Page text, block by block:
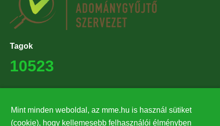
Tagok
10523
27224
Mint minden weboldal, az mme.hu is használ sütiket
(cookie), hogy kellemesebb felhasználói élményben